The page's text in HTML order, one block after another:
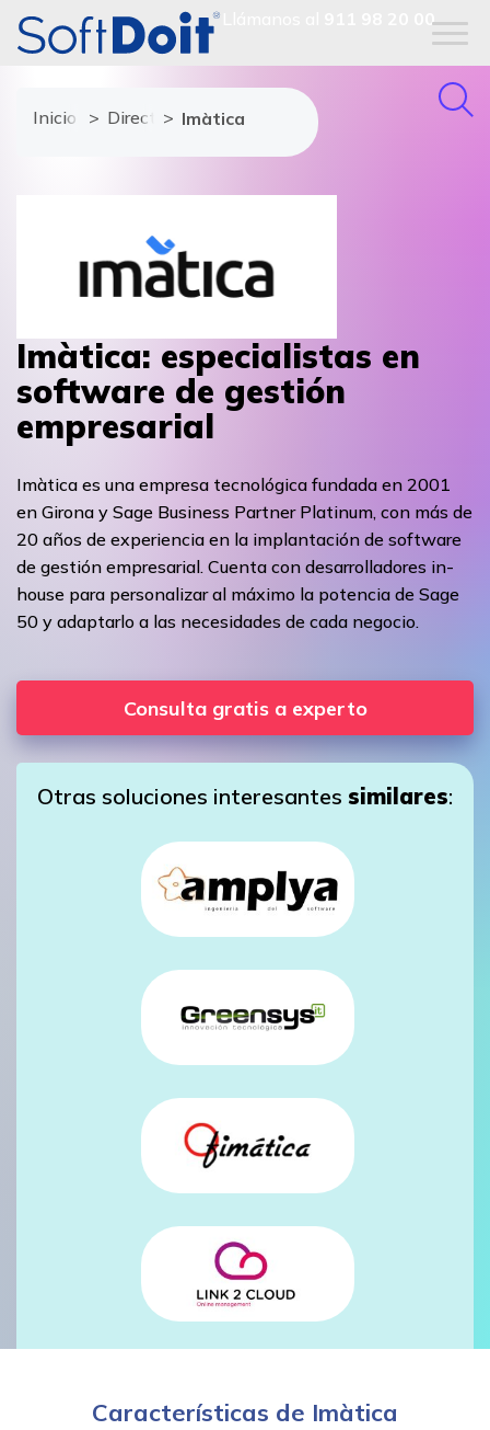
911 98 20 00
Inicio Directorio de proveedores
Imàtica
Imàtica: especialistas en
software de gestión
empresarial
Imàtica es una empresa tecnológica fundada en 2001
en Girona y Sage Business Partner Platinum, con más de
20 años de experiencia en la implantación de software
de gestión empresarial. Cuenta con desarrolladores in-
house para personalizar al máximo la potencia de Sage
50 y adaptarlo a las necesidades de cada negocio.
Consulta gratis a experto
Otras soluciones interesantes similares:
Características de Imàtica